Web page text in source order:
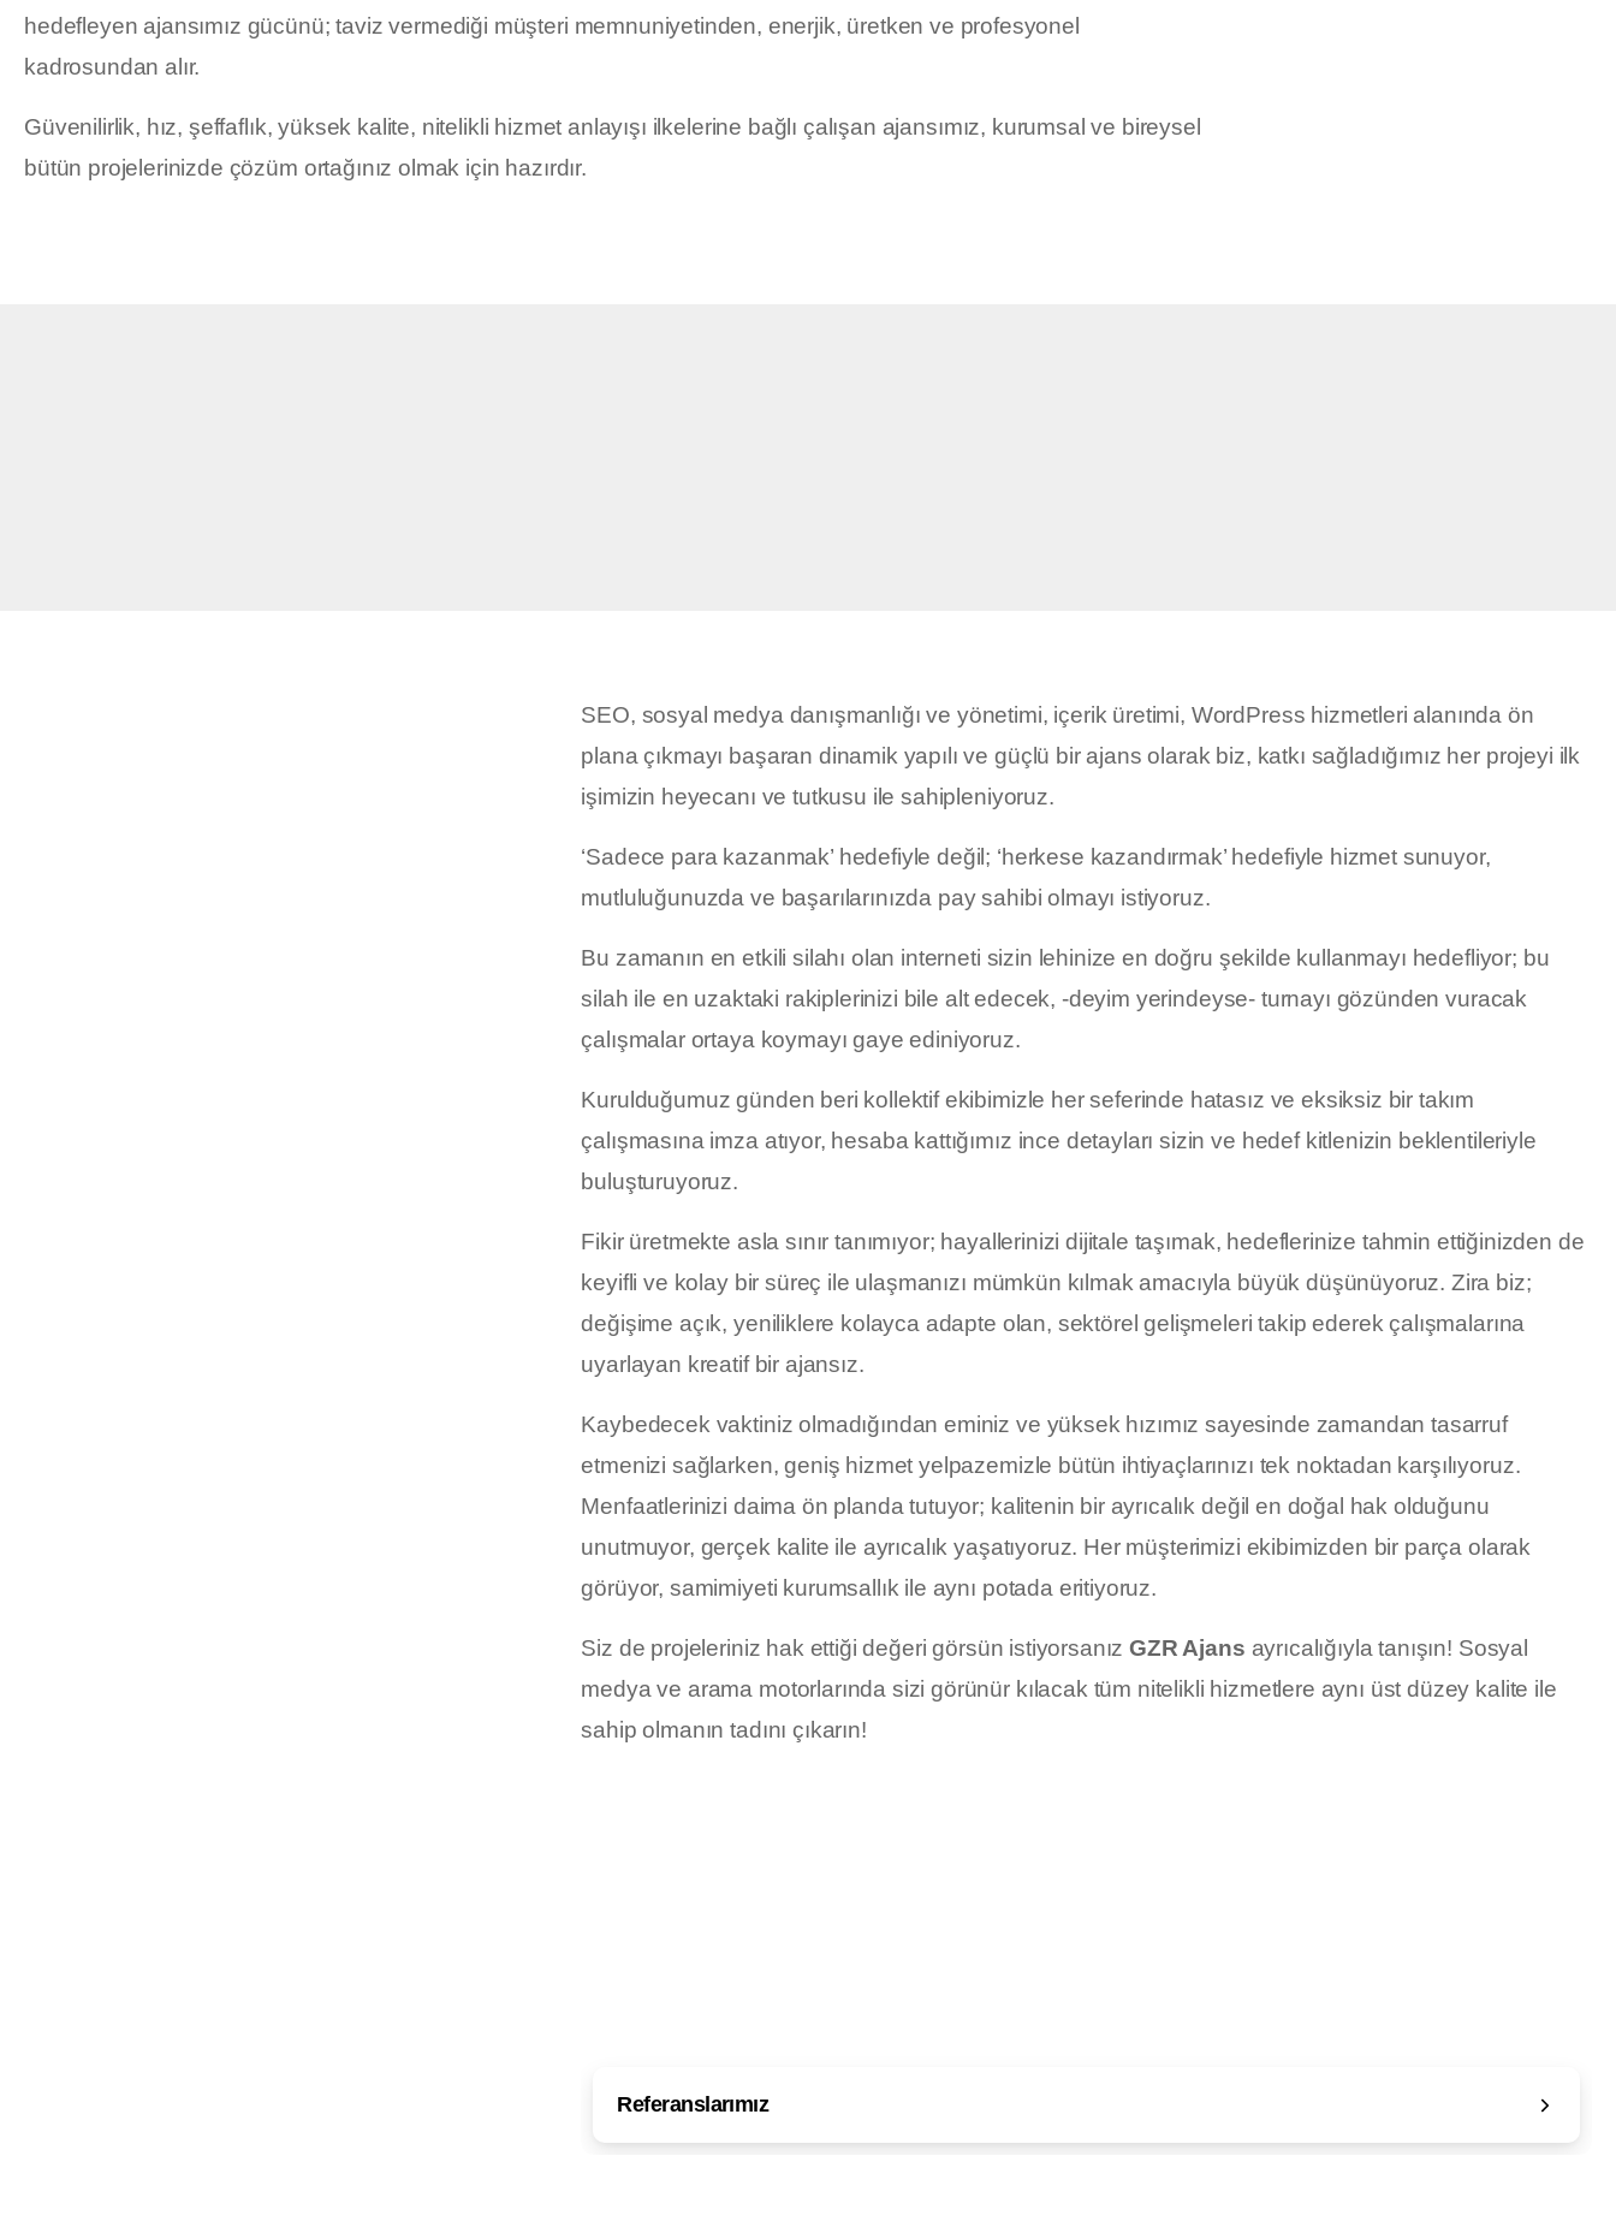
hedefleyen ajansımız gücünü; taviz vermediği müşteri memnuniyetinden, enerjik, üretken ve profesyonel
kadrosundan alır.
Güvenilirlik, hız, şeffaflık, yüksek kalite, nitelikli hizmet anlayışı ilkelerine bağlı çalışan ajansımız, kurumsal ve bireysel
bütün projelerinizde çözüm ortağınız olmak için hazırdır.
SEO, sosyal medya danışmanlığı ve yönetimi, içerik üretimi, WordPress hizmetleri alanında ön
plana çıkmayı başaran dinamik yapılı ve güçlü bir ajans olarak biz, katkı sağladığımız her projeyi ilk
işimizin heyecanı ve tutkusu ile sahipleniyoruz.
‘Sadece para kazanmak’ hedefiyle değil; ‘herkese kazandırmak’ hedefiyle hizmet sunuyor,
mutluluğunuzda ve başarılarınızda pay sahibi olmayı istiyoruz.
Bu zamanın en etkili silahı olan interneti sizin lehinize en doğru şekilde kullanmayı hedefliyor; bu
silah ile en uzaktaki rakiplerinizi bile alt edecek, -deyim yerindeyse- turnayı gözünden vuracak
çalışmalar ortaya koymayı gaye ediniyoruz.
Kurulduğumuz günden beri kollektif ekibimizle her seferinde hatasız ve eksiksiz bir takım
çalışmasına imza atıyor, hesaba kattığımız ince detayları sizin ve hedef kitlenizin beklentileriyle
buluşturuyoruz.
Fikir üretmekte asla sınır tanımıyor; hayallerinizi dijitale taşımak, hedeflerinize tahmin ettiğinizden de
keyifli ve kolay bir süreç ile ulaşmanızı mümkün kılmak amacıyla büyük düşünüyoruz. Zira biz;
değişime açık, yeniliklere kolayca adapte olan, sektörel gelişmeleri takip ederek çalışmalarına
uyarlayan kreatif bir ajansız.
Kaybedecek vaktiniz olmadığından eminiz ve yüksek hızımız sayesinde zamandan tasarruf
etmenizi sağlarken, geniş hizmet yelpazemizle bütün ihtiyaçlarınızı tek noktadan karşılıyoruz.
Menfaatlerinizi daima ön planda tutuyor; kalitenin bir ayrıcalık değil en doğal hak olduğunu
unutmuyor, gerçek kalite ile ayrıcalık yaşatıyoruz. Her müşterimizi ekibimizden bir parça olarak
görüyor, samimiyeti kurumsallık ile aynı potada eritiyoruz.
Siz de projeleriniz hak ettiği değeri görsün istiyorsanızGZR Ajans ayrıcalığıyla tanışın! Sosyal
medya ve arama motorlarında sizi görünür kılacak tüm nitelikli hizmetlere aynı üst düzey kalite ile
sahip olmanın tadını çıkarın!
Referanslarımız